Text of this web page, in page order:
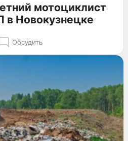
мотоциклист
в Новокузнецке
Обсудить